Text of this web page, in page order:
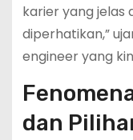
karier yang jelas
diperhatikan,”
engineer yang
dan